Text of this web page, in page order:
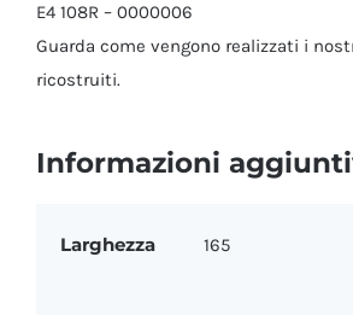
E4 108R – 0000006
Guarda come vengono realizzati i
ricostruiti.
Informazioni
Larghezza 165